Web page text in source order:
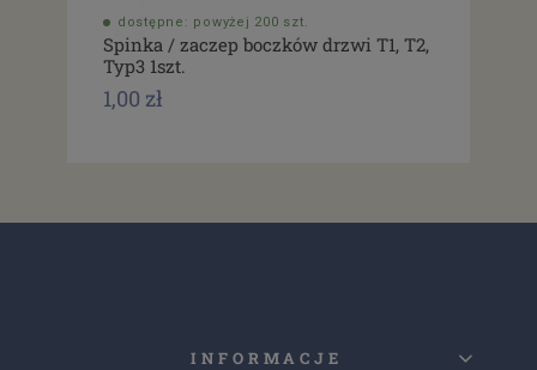
dostępne: powyżej 200 szt.
Spinka / zaczep boczków drzwi T1, T2,
Typ3 1szt.
1,00 zł
INFORMACJE